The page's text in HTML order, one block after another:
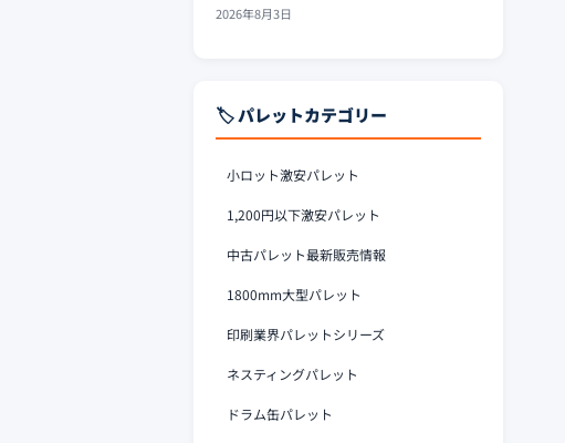
2026年8月3日
🏷️ パレットカテゴリー
小ロット激安パレット
1,200円以下激安パレット
中古パレット最新販売情報
1800mm大型パレット
印刷業界パレットシリーズ
ネスティングパレット
ドラム缶パレット